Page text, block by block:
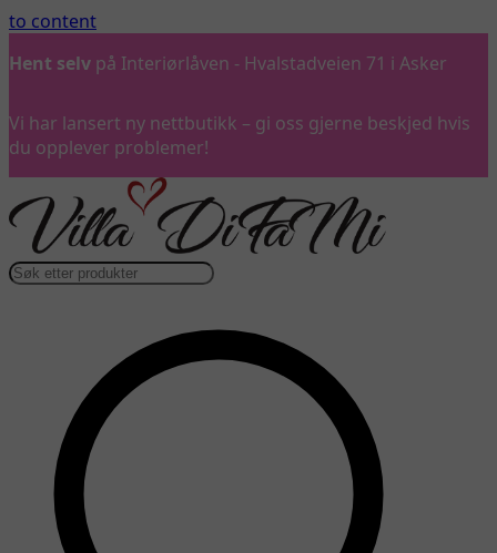
to content
Hent selv på Interiørlåven - Hvalstadveien 71 i Asker
Vi har lansert ny nettbutikk – gi oss gjerne beskjed hvis
du opplever problemer!